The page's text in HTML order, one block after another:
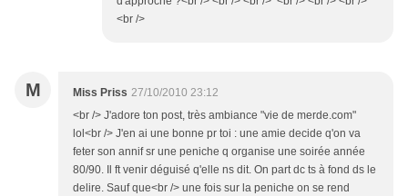
<br />
M Miss Priss 27/10/2010 23:12
<br /> J'adore ton post, très ambiance "vie de merde.com"
lol<br /> J'en ai une bonne pr toi : une amie decide q'on va
feter son annif sr une peniche q organise une soirée année
80/90. Il ft venir déguisé q'elle ns dit. On part dc ts à fond ds le
delire. Sauf que<br /> une fois sur la peniche on se rend